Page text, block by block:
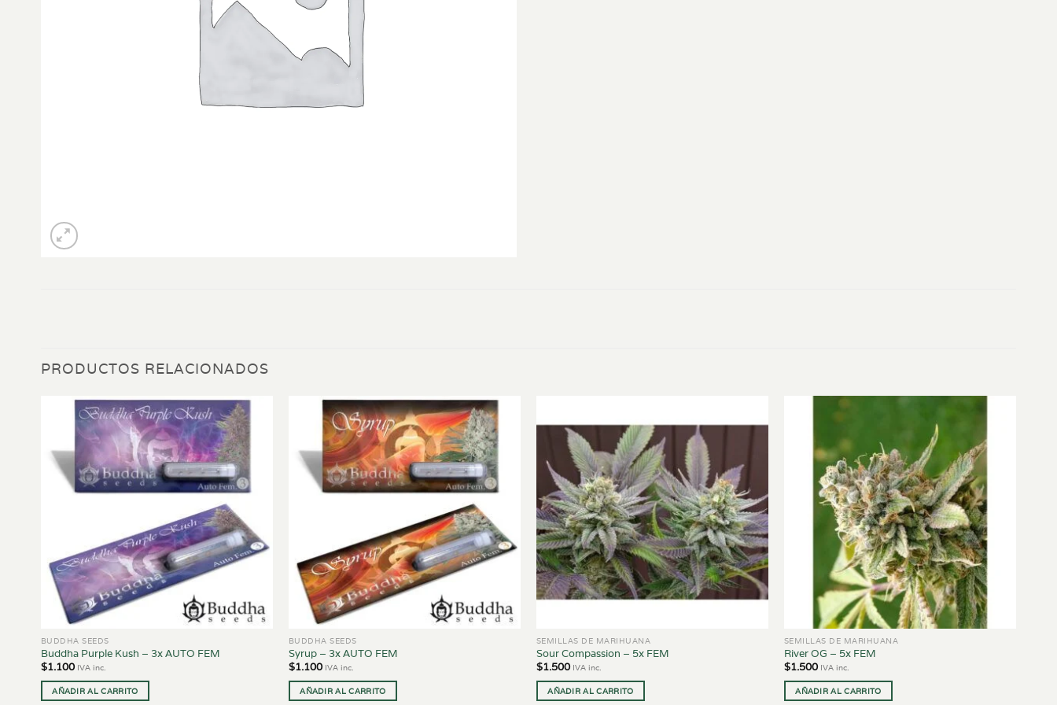
PRODUCTOS RELACIONADOS
BUDDHA SEEDS
Buddha Purple Kush – 3x AUTO FEM
$1.100 IVA inc.
AÑADIR AL CARRITO
BUDDHA SEEDS
Syrup – 3x AUTO FEM
$1.100 IVA inc.
AÑADIR AL CARRITO
SEMILLAS DE MARIHUANA
Sour Compassion – 5x FEM
$1.500 IVA inc.
AÑADIR AL CARRITO
SEMILLAS DE MARIHUANA
River OG – 5x FEM
$1.500 IVA inc.
AÑADIR AL CARRITO